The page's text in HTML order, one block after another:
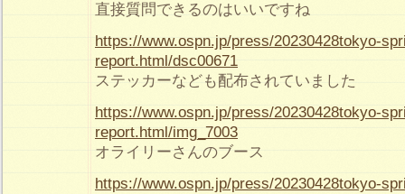
直接質問できるのはいいですね
https://www.ospn.jp/press/20230428tokyo-
report.html/dsc00671
ステッカーなども配布されていました
https://www.ospn.jp/press/20230428tokyo-
report.html/img_7003
オライリーさんのブース
https://www.ospn.jp/press/20230428tokyo-